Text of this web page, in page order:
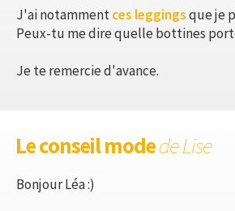
J'ai notammentces leggingsque je
Peux-tu me dire quelle bottines
Je te remercie d'avance.
Le conseil modede Lise
Bonjour Léa :)